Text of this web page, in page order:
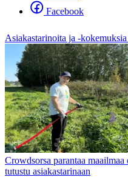
Facebook
Asiakastarinoita ja -kokemuksia
Crowdsorsa parantaa
tutustu asiakastarinaan